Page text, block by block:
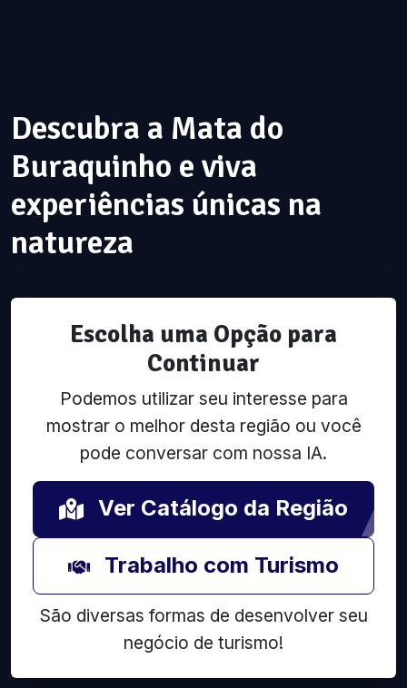
Descubra a Mata do
Buraquinho e viva
experiências únicas na
natureza
Escolha uma Opção para
Continuar
Podemos utilizar seu interesse para
mostrar o melhor desta região ou você
pode conversar com nossa IA.
Ver Catálogo da Região
Trabalho com Turismo
São diversas formas de desenvolver seu
negócio de turismo!